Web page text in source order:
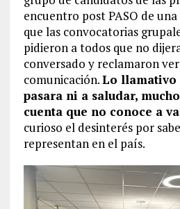
encuentro post PASO de
que las convocatorias
pidieron a todos que no
conversado y reclamaron
comunicación.Lo llamativo
pasara ni a saludar,
cuenta que no conoce a
curioso el desinterés por
representan en el país.